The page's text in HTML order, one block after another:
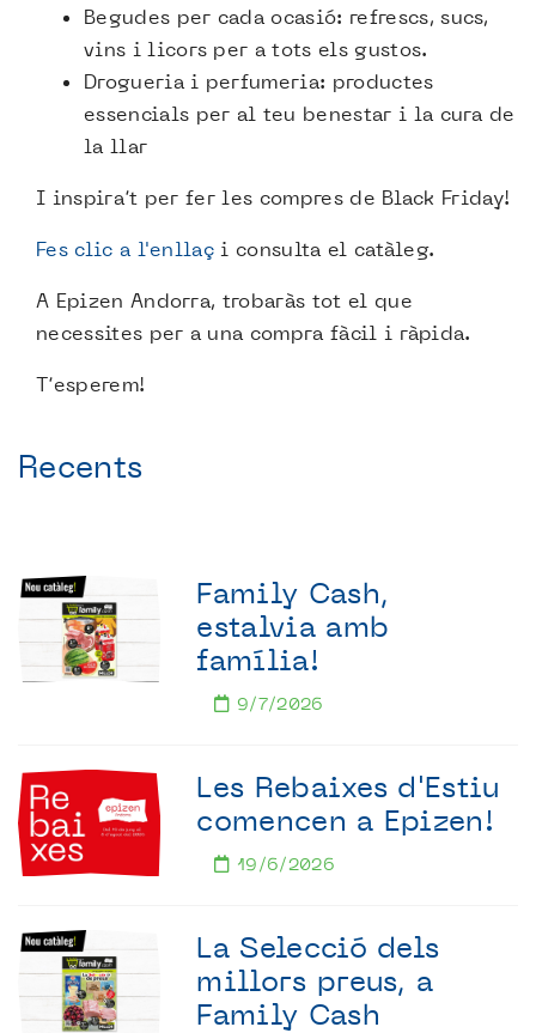
Begudes per cada ocasió: refrescs, sucs,
vins i licors per a tots els gustos.
Drogueria i perfumeria: productes
essencials per al teu benestar i la cura de
la llar
I inspira’t per fer les compres de Black Friday!
Fes clic a l'enllaç i consulta el catàleg.
A Epizen Andorra, trobaràs tot el que
necessites per a una compra fàcil i ràpida.
T’esperem!
Recents
Family Cash,
estalvia amb
família!
9/7/2026
Les Rebaixes d'Estiu
comencen a Epizen!
19/6/2026
La Selecció dels
millors preus, a
Family Cash